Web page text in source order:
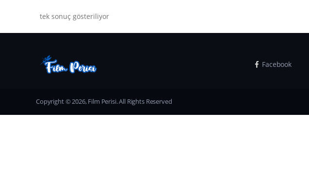
tek sonuç gösteriliyor
Facebook
Copyright © 2026, Film Perisi. All Rights Reserved